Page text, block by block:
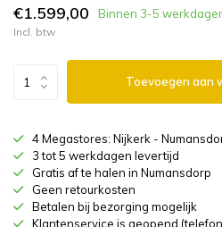
€1.599,00 Binnen 3-5
Incl. btw
Toevoegen aan
4 Megastores: Nijkerk -
3 tot 5 werkdagen levertijd
Gratis af te halen in Numansdorp
Geen retourkosten
Betalen bij bezorging mogelijk
Klantenservice is geopend